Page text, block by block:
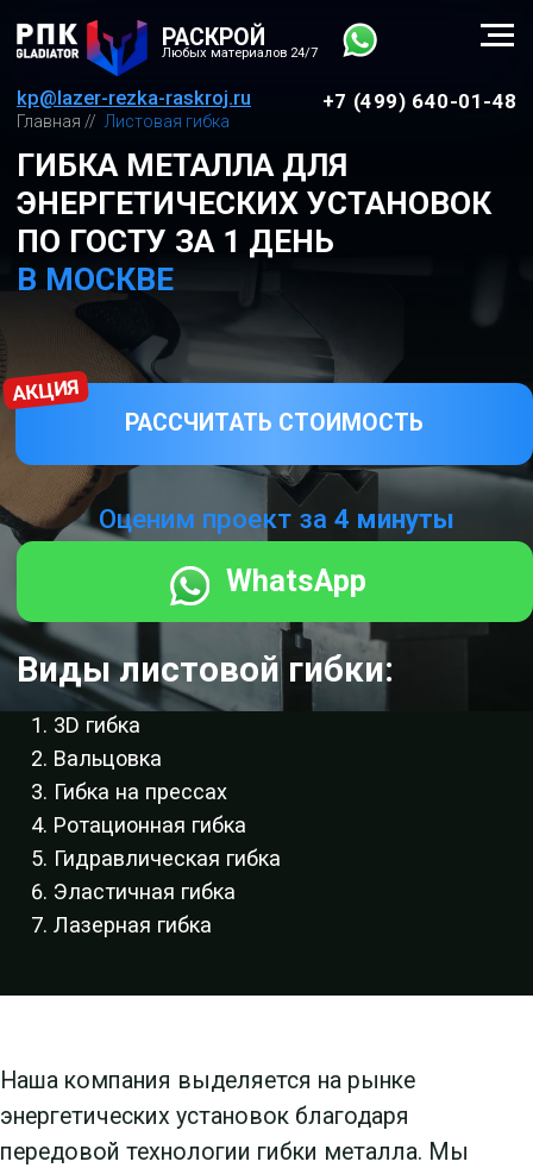
kp@lazer-rezka-raskroj.ru
РАСКРОЙ
Любых материалов 24/7
ГИБКА МЕТАЛЛА ДЛЯ
ПО ГОСТУ ЗА 1 ДЕНЬ
В МОСКВЕ
3D гибка
Вальцовка
Ротационная гибка
Эластичная гибка
Лазерная гибка
Виды листовой гибки:
⠀⠀WhatsApp
Оценим проект за 4 минуты
АКЦИЯ
Наша компания выделяется на рынке
энергетических установок благодаря
передовой технологии гибки металла. Мы
специализируемся на создании
индивидуальных решений, внимательно
проработанных до мельчайших деталей.
Используя передовые методы и современное
с высочайшей точностью и качеством.
гарантируем идеальную точность гибки
металла благодаря передовым методам и
современному высокоточному
оборудованию. Это критически важно как